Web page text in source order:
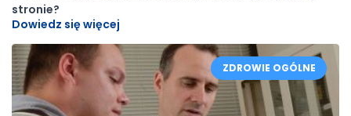
stronie?
Dowiedz się więcej
ZDROWIE OGÓLNE